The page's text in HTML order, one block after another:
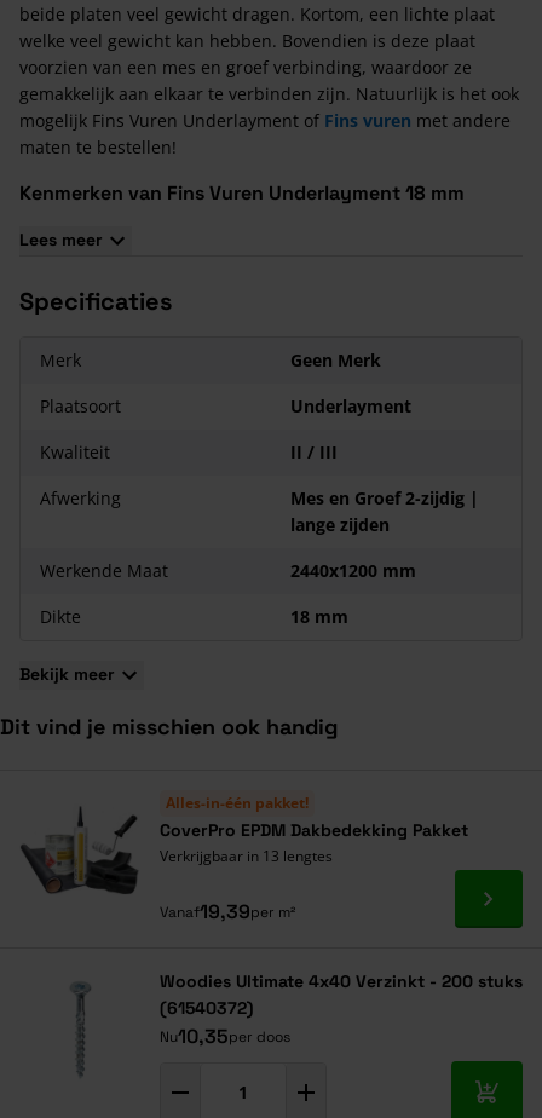
beide platen veel gewicht dragen. Kortom, een lichte plaat
welke veel gewicht kan hebben. Bovendien is deze plaat
voorzien van een mes en groef verbinding, waardoor ze
gemakkelijk aan elkaar te verbinden zijn. Natuurlijk is het ook
mogelijk Fins Vuren Underlayment of Fins vuren met andere
maten te bestellen!
Kenmerken van Fins Vuren Underlayment 18 mm
Deze underlaymentplaat is WBP verlijmd
Deze plaat is 7-laags opgebouwd
Lees meer
Specificaties
Merk
Geen Merk
Plaatsoort
Underlayment
Kwaliteit
II / III
Afwerking
Mes en Groef 2-zijdig |
lange zijden
Werkende Maat
2440x1200 mm
Dikte
18 mm
Bekijk meer
Dit vind je misschien ook handig
Alles-in-één pakket!
CoverPro EPDM Dakbedekking Pakket
Verkrijgbaar in 13 lengtes
Vanaf19,39per m² Ga
Woodies Ultimate 4x40 Verzinkt - 200 stuks
(61540372)
Nu10,35per doos
In